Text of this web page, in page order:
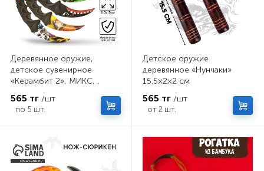
Деревянное оружие,
детское сувенирное
«Керамбит 2», МИКС, ,
565 тг /шт
по 5 шт.
Детское оружие
деревянное «Нунчаки»
15.5×2×2 см
565 тг /шт
от 2 шт.